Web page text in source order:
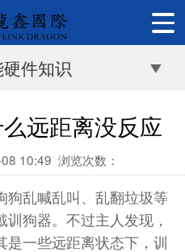
件知识
远距离没反应
10:49 浏览次数：
狗乱喊乱叫、乱翻垃圾等
训狗器。不过主人发现，
是一些远距离状态下，训